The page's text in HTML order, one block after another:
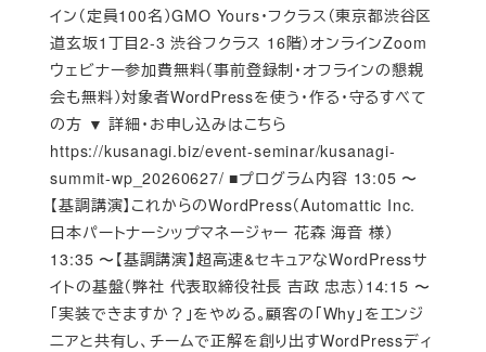
イン（定員100名）GMO Yours・フクラス（東京都渋谷区
道玄坂1丁目2-3 渋谷フクラス 16階）オンラインZoom
ウェビナー参加費無料（事前登録制・オフラインの懇親
会も無料）対象者WordPressを使う・作る・守るすべて
の方 ▼ 詳細・お申し込みはこちら
https://kusanagi.biz/event-seminar/kusanagi-
summit-wp_20260627/ ■プログラム内容 13:05 〜
【基調講演】これからのWordPress（Automattic Inc.
日本パートナーシップマネージャー 花森 海音 様）
13:35 〜【基調講演】超高速&セキュアなWordPressサ
イトの基盤（弊社 代表取締役社長 吉政 忠志）14:15 〜
「実装できますか？」をやめる。顧客の「Why」をエンジ
ニアと共有し、チームで正解を創り出すWordPressディ